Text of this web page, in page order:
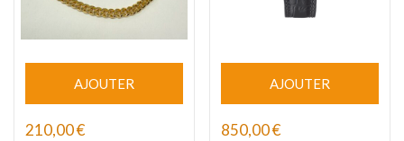
AJOUTER
210,00€
AJOUTER
850,00€